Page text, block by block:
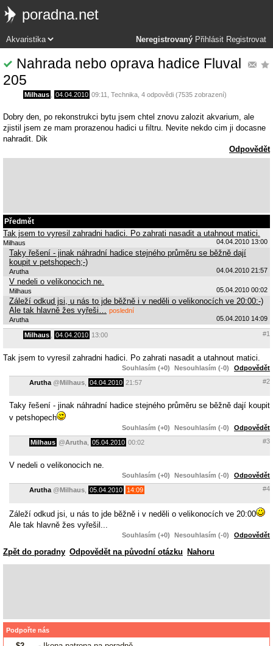
poradna.net
Neregistrovaný Přihlásit Registrovat
Nahrada nebo oprava hadice Fluval
205
Milhaus 04.04.2010 09:11 Technika , 4 odpovědi (7535 zobrazení)
Dobry den, po rekonstrukci bytu jsem chtel znovu zalozit akvarium, ale
zjistil jsem ze mam prorazenou hadici u filtru. Nevite nekdo cim ji docasne
nahradit. Dik
Odpovědět
Předmět
Tak jsem to vyresil zahradni hadici. Po zahrati nasadit a utahnout matici.
Milhaus 04.04.2010 13:00
Taky řešení - jinak náhradní hadice stejného průměru se běžně dají
koupit v petshopech;-)
Arutha 04.04.2010 21:57
V nedeli o velikonocich ne.
Milhaus 05.04.2010 00:02
Záleží odkud jsi, u nás to jde běžně i v neděli o velikonocích ve 20:00:-)
Ale tak hlavně žes vyřeši…
poslední
Arutha
05.04.2010 14:09
Milhaus 04.04.2010 13:00 #1
Tak jsem to vyresil zahradni hadici. Po zahrati nasadit a utahnout matici.
Souhlasím (+0) Nesouhlasím (-0) Odpovědět
Arutha @Milhaus 04.04.2010 21:57 #2
Taky řešení - jinak náhradní hadice stejného průměru se běžně dají koupit
v petshopech
Souhlasím (+0) Nesouhlasím (-0) Odpovědět
Milhaus @Arutha 05.04.2010 00:02 #3
V nedeli o velikonocich ne.
Souhlasím (+0) Nesouhlasím (-0) Odpovědět
Arutha @Milhaus 05.04.2010 14:09 #4
Záleží odkud jsi, u nás to jde běžně i v neděli o velikonocích ve 20:00
Ale tak hlavně žes vyřešil...
Souhlasím (+0) Nesouhlasím (-0) Odpovědět
Zpět do poradny Odpovědět na původní otázku Nahoru
Podpořte nás